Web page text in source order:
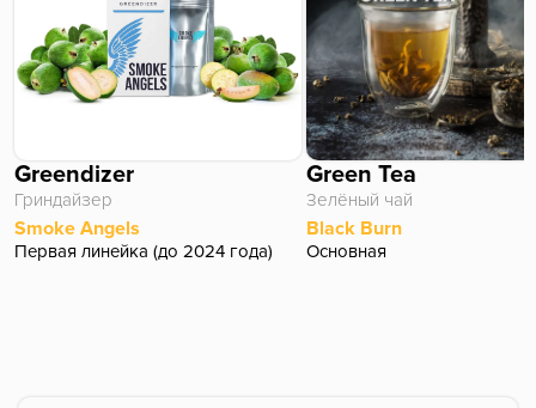
Greendizer
Гриндайзер
Smoke Angels
Первая линейка (до 2024 года)
Green Tea
Зелёный чай
Black Burn
Основная